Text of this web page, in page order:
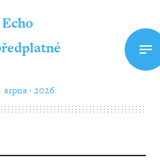
srpna ‧ 2026